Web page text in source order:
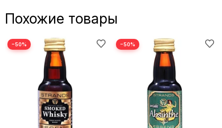
Похожие товары
−50% −50%